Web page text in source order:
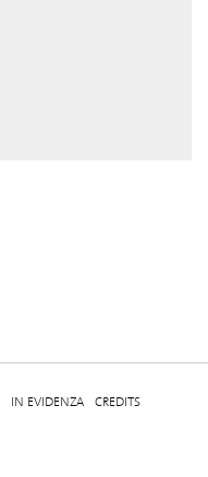
IN EVIDENZA CREDITS